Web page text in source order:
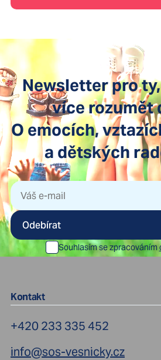
Newsletter pro
více rozumět
O emocích,
a dětských
Odebírat
Souhlasím se zpracováním
Kontakt
+420 233 335 452
info@sos-vesnicky.cz